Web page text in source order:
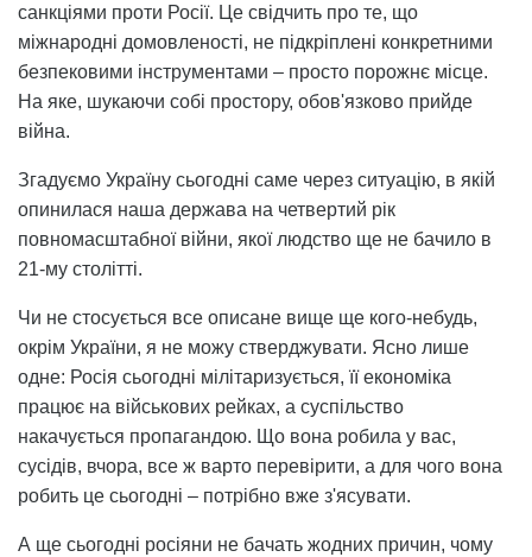
санкціями проти Росії. Це свідчить про те, що
міжнародні домовленості, не підкріплені конкретними
безпековими інструментами – просто порожнє місце.
На яке, шукаючи собі простору, обов'язково прийде
війна.
Згадуємо Україну сьогодні саме через ситуацію, в якій
опинилася наша держава на четвертий рік
повномасштабної війни, якої людство ще не бачило в
21-му столітті.
Чи не стосується все описане вище ще кого-небудь,
окрім України, я не можу стверджувати. Ясно лише
одне: Росія сьогодні мілітаризується, її економіка
працює на військових рейках, а суспільство
накачується пропагандою. Що вона робила у вас,
сусідів, вчора, все ж варто перевірити, а для чого вона
робить це сьогодні – потрібно вже з'ясувати.
А ще сьогодні росіяни не бачать жодних причин, чому